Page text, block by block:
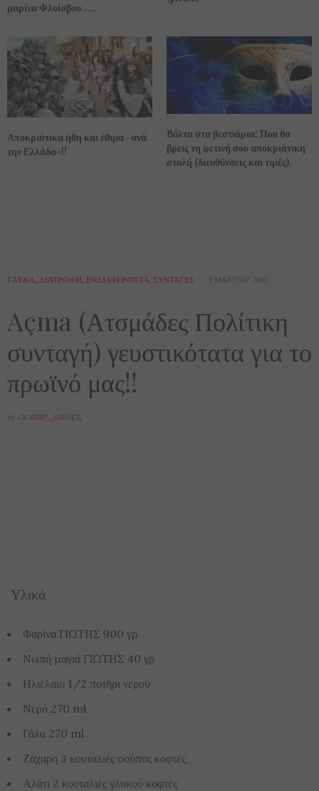
μαρίνα Φλοίσβου…..
Αποκριάτικα ήθη και έθιμα -ανά
την Ελλάδα-!!
Βόλτα στα βεστιάρια: Που θα
βρεις τη φετινή σου αποκριάτικη
στολή (διευθύνσεις και τιμές).
ΓΛΥΚΆ, ΔΙΑΤΡΟΦΉ, ΕΝΔΙΑΦΈΡΟΝΤΑ, ΣΥΝΤΑΓΈΣ 5 ΜΑΡΤΊΟΥ 2016
Açma (Ατσμάδες Πολίτικη
συνταγή) γευστικότατα για το
πρωϊνό μας!!
by GOSSIP_ANGEL
Υλικά
Φαρίνα ΓΙΩΤΗΣ 900 γρ
Νωπή μαγιά ΓΙΩΤΗΣ 40 γρ
Ηλιέλαιο 1/2 ποτήρι νερού
Νερό 270 ml
Γάλα 270 ml
Ζάχαρη 3 κουταλιές σούπας κοφτές
Αλάτι 2 κουταλιές γλυκού κοφτές